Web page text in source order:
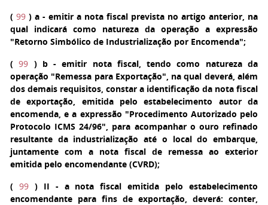
( 99 ) a - emitir a nota fiscal prevista no artigo anterior, na
qual indicará como natureza da operação a expressão
"Retorno Simbólico de Industrialização por Encomenda";
( 99 ) b- emitir nota fiscal, tendo como natureza da
operação "Remessa para Exportação", na qual deverá, além
dos demais requisitos, constar a identificação da nota fiscal
de exportação, emitida pelo estabelecimento autor da
encomenda, e a expressão "Procedimento Autorizado pelo
Protocolo ICMS 24/96", para acompanhar o ouro refinado
resultante da industrialização até o local do embarque,
juntamente com a nota fiscal de remessa ao exterior
emitida pelo encomendante (CVRD);
( 99 ) II - a nota fiscal emitida pelo estabelecimento
encomendante para fins de exportação, deverá: conter,